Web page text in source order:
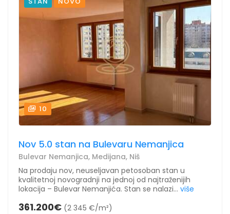
10
Nov 5.0 stan na Bulevaru Nemanjica
Bulevar Nemanjica, Medijana, Niš
Na prodaju nov, neuseljavan petosoban stan u
kvalitetnoj novogradnji na jednoj od najtraženijih
lokacija – Bulevar Nemanjića. Stan se nalazi... više
361.200€ (2 345 €/m²)